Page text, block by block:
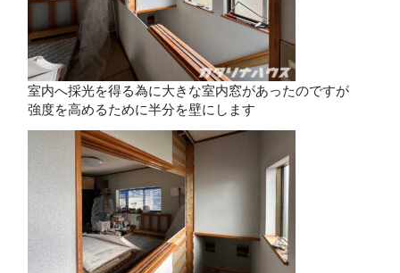
室内へ採光を得る為に大きな室内窓があったのですが
強度を高めるために半分を壁にします